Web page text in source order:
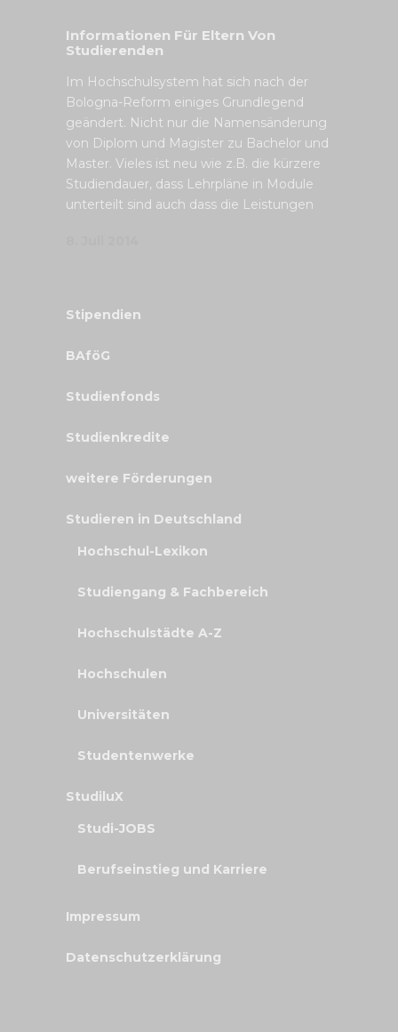
Informationen Für Eltern Von
Studierenden
Im Hochschulsystem hat sich nach der
Bologna-Reform einiges Grundlegend
geändert. Nicht nur die Namensänderung
von Diplom und Magister zu Bachelor und
Master. Vieles ist neu wie z.B. die kürzere
Studiendauer, dass Lehrpläne in Module
unterteilt sind auch dass die Leistungen
Stipendien
BAföG
Studienfonds
Studienkredite
weitere Förderungen
Studieren in Deutschland
Hochschul-Lexikon
Studiengang & Fachbereich
Hochschulstädte A-Z
Hochschulen
Universitäten
Studentenwerke
StudiluX
Studi-JOBS
Berufseinstieg und Karriere
Impressum
Datenschutzerklärung